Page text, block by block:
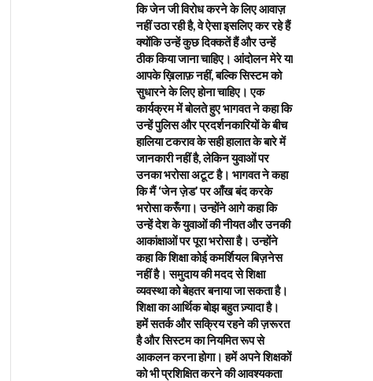
कि जेन जी विरोध करने के लिए आवाज़
नहीं उठा रही है, वे ऐसा इसलिए कर रहे हैं
क्योंकि उन्हें कुछ दिक्कतें हैं और उन्हें
ठीक किया जाना चाहिए। आंदोलन मेरे या
आपके ख़िलाफ़ नहीं, बल्कि सिस्टम को
सुधारने के लिए होना चाहिए। एक
कार्यक्रम में बोलते हुए भागवत ने कहा कि
उन्हें पुलिस और प्रदर्शनकारियों के बीच
हालिया टकराव के सही हालात के बारे में
जानकारी नहीं है, लेकिन युवाओं पर
उनका भरोसा अटूट है। भागवत ने कहा
कि मैं ‘जेन ज़ेड’ पर आँख बंद करके
भरोसा करूँगा। उन्होंने आगे कहा कि
उन्हें देश के युवाओं की नीयत और उनकी
आकांक्षाओं पर पूरा भरोसा है। उन्होंने
कहा कि शिक्षा कोई कमर्शियल बिज़नेस
नहीं है। समुदाय की मदद से शिक्षा
व्यवस्था को बेहतर बनाया जा सकता है।
शिक्षा का आर्थिक बोझ बहुत ज़्यादा है।
हमें सतर्क और सक्रिय रहने की ज़रूरत
है और सिस्टम का नियमित रूप से
आकलन करना होगा। हमें अपने शिक्षकों
को भी प्रशिक्षित करने की आवश्यकता